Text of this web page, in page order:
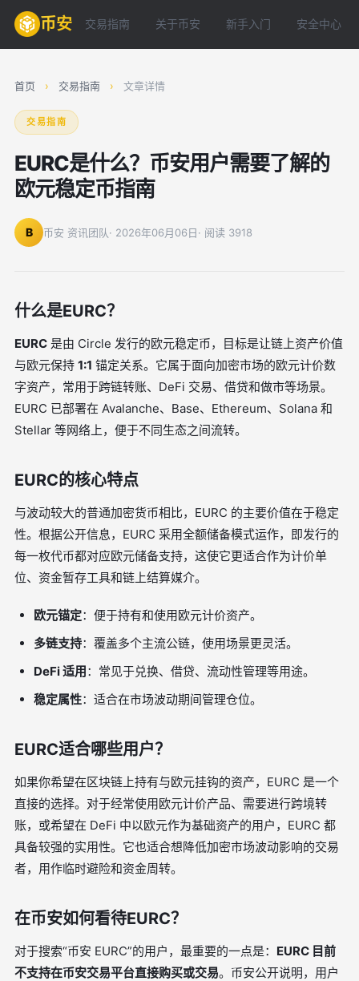
币安 交易指南 关于币安 新手入门 安全中心
首页 › 交易指南 › 文章详情
交易指南
EURC是什么？币安用户需要了解的
欧元稳定币指南
B 币安 资讯团队· 2026年06月06日· 阅读 3918
什么是EURC？
EURC 是由 Circle 发行的欧元稳定币，目标是让链上资产价值
与欧元保持 1:1 锚定关系。它属于面向加密市场的欧元计价数
字资产，常用于跨链转账、DeFi 交易、借贷和做市等场景。
EURC 已部署在 Avalanche、Base、Ethereum、Solana 和
Stellar 等网络上，便于不同生态之间流转。
EURC的核心特点
与波动较大的普通加密货币相比，EURC 的主要价值在于稳定
性。根据公开信息，EURC 采用全额储备模式运作，即发行的
每一枚代币都对应欧元储备支持，这使它更适合作为计价单
位、资金暂存工具和链上结算媒介。
欧元锚定：便于持有和使用欧元计价资产。
多链支持：覆盖多个主流公链，使用场景更灵活。
DeFi 适用：常见于兑换、借贷、流动性管理等用途。
稳定属性：适合在市场波动期间管理仓位。
EURC适合哪些用户？
如果你希望在区块链上持有与欧元挂钩的资产，EURC 是一个
直接的选择。对于经常使用欧元计价产品、需要进行跨境转
账，或希望在 DeFi 中以欧元作为基础资产的用户，EURC 都
具备较强的实用性。它也适合想降低加密市场波动影响的交易
者，用作临时避险和资金周转。
在币安如何看待EURC？
对于搜索“币安 EURC”的用户，最重要的一点是： EURC 目前
不支持在币安交易平台直接购买或交易。币安公开说明，用户